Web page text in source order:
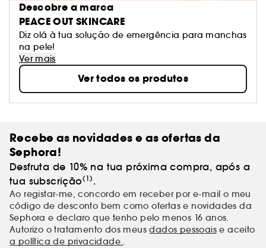
Descobre a marca
PEACE OUT SKINCARE
Diz olá à tua solução de emergência para manchas
na pele!
Ver mais
Ver todos os produtos
Recebe as novidades e as ofertas da
Sephora!
Desfruta de 10% na tua próxima compra, após a
tua subscrição(1) .
Ao registar-me, concordo em receber por e-mail o meu
código de desconto bem como ofertas e novidades da
Sephora e declaro que tenho pelo menos 16 anos.
Autorizo o tratamento dos meusdados pessoais e aceito
a política de privacidade..